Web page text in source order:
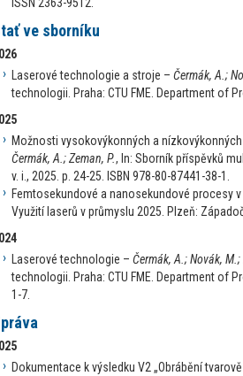
ISSN 2363-9512.
ve sborníku
Laserové technologie a stroje – Čermák, A.;
technologii. Praha: CTU FME. Department of
Možnosti vysokovýkonných a
Čermák, A.; Zeman, P., In: Sborník příspěvků
v. i., 2025. p. 24-25. ISBN 978-80-87441-38-1.
Femtosekundové a nanosekundové procesy
Využití laserů v průmyslu 2025. Plzeň:
Laserové technologie – Čermák, A.; Novák, M.;
technologii. Praha: CTU FME. Department of
1-7.
Dokumentace k výsledku V2 „Obrábění